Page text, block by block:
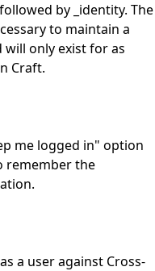
by _identity. The
to maintain a
will only exist for as
Craft.
me logged in" option
remember the
a user against Cross-